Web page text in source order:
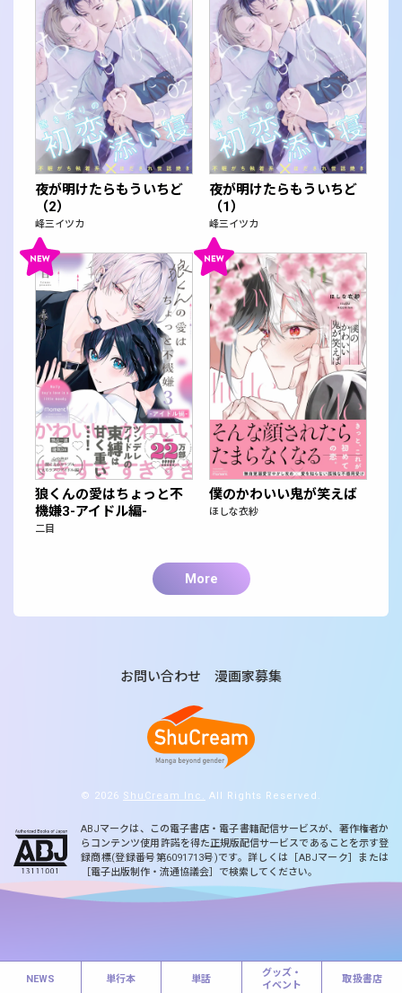
NEWS 単行本 単話
グッズ・
イベント
取扱書店
夜が明けたらもういちど
（2）
峰三イツカ
夜が明けたらもういちど
（1）
峰三イツカ
狼くんの愛はちょっと不
機嫌3-アイドル編-
二目
僕のかわいい鬼が笑えば
ほしな衣紗
More
お問い合わせ 漫画家募集
© 2026 ShuCream Inc. All Rights Reserved.
ABJマークは、この電子書店・電子書籍配信サービスが、著作権者か
らコンテンツ使用許諾を得た正規版配信サービスであることを示す登
録商標(登録番号第6091713号)です。詳しくは［ABJマーク］または
［電子出版制作・流通協議会］で検索してください。